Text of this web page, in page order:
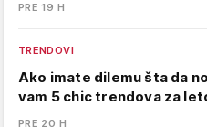
PRE 19 H
TRENDOVI
Ako imate dilemu šta da
vam 5 chic trendova za
PRE 20 H